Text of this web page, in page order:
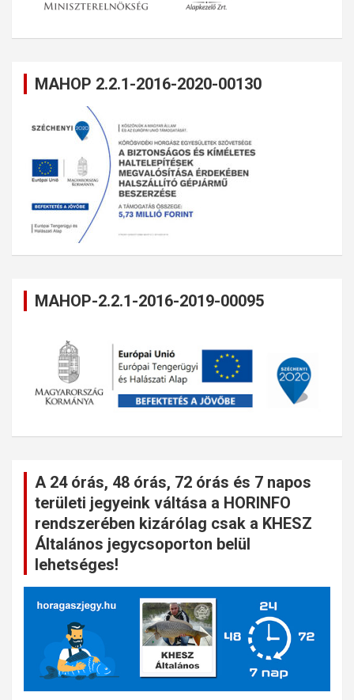
MAHOP 2.2.1-2016-2020-00130
MAHOP-2.2.1-2016-2019-00095
A 24 órás, 48 órás, 72 órás és 7 napos
területi jegyeink váltása a HORINFO
rendszerében kizárólag csak a KHESZ
Általános jegycsoporton belül
lehetséges!